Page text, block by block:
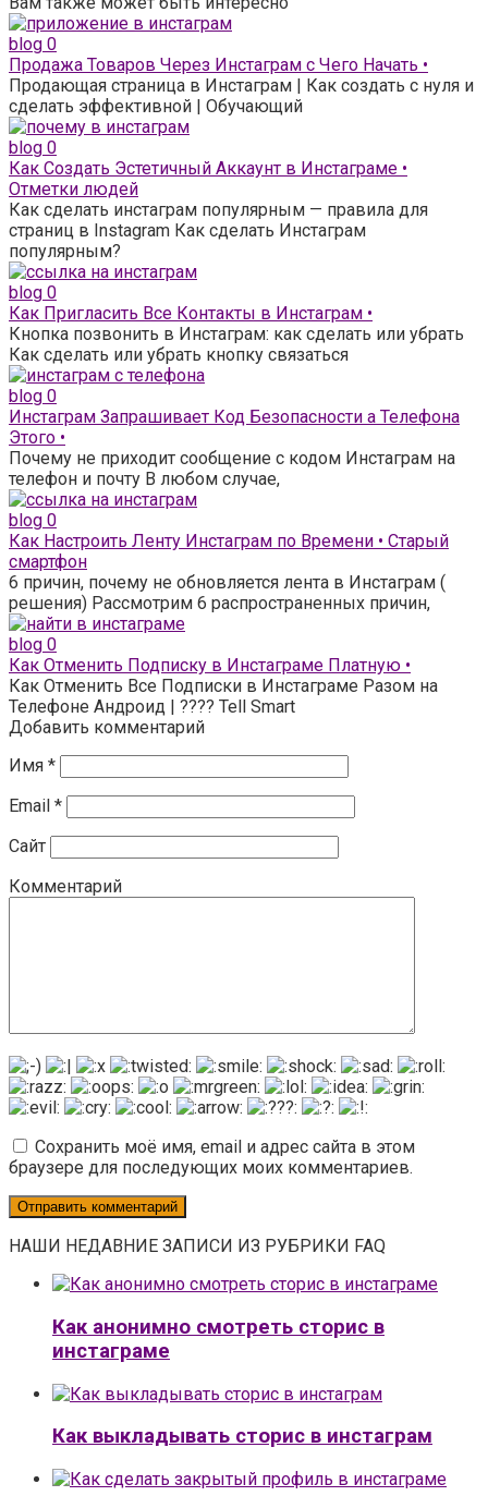
blog 0
Продажа Товаров Через Инстаграм с Чего Начать •
Продающая страница в Инстаграм | Как создать с нуля и
сделать эффективной | Обучающий
blog 0
Как Создать Эстетичный Аккаунт в Инстаграме •
Отметки людей
Как сделать инстаграм популярным — правила для
страниц в Instagram Как сделать Инстаграм
популярным?
blog 0
Как Пригласить Все Контакты в Инстаграм •
Кнопка позвонить в Инстаграм: как сделать или убрать
Как сделать или убрать кнопку связаться
blog 0
Инстаграм Запрашивает Код Безопасности а Телефона
Этого •
Почему не приходит сообщение с кодом Инстаграм на
телефон и почту В любом случае,
blog 0
Как Настроить Ленту Инстаграм по Времени • Старый
смартфон
6 причин, почему не обновляется лента в Инстаграм (
решения) Рассмотрим 6 распространенных причин,
blog 0
Как Отменить Подписку в Инстаграме Платную •
Как Отменить Все Подписки в Инстаграме Разом на
Телефоне Андроид | ???? Tell Smart
Добавить комментарий
Имя *
Email *
Сайт
Комментарий
Сохранить моё имя, email и адрес сайта в этом
браузере для последующих моих комментариев.
НАШИ НЕДАВНИЕ ЗАПИСИ ИЗ РУБРИКИ FAQ
Как анонимно смотреть сторис в
инстаграме
Как выкладывать сторис в инстаграм